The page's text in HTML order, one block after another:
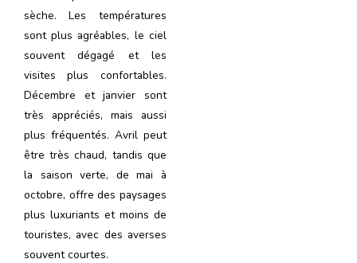
sèche. Les températures
sont plus agréables, le ciel
souvent dégagé et les
visites plus confortables.
Décembre et janvier sont
très appréciés, mais aussi
plus fréquentés. Avril peut
être très chaud, tandis que
la saison verte, de mai à
octobre, offre des paysages
plus luxuriants et moins de
touristes, avec des averses
souvent courtes.